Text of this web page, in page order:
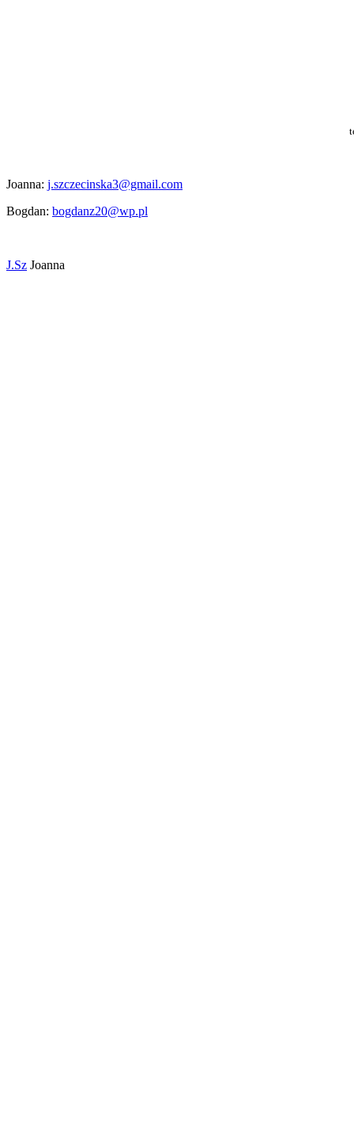
Joanna: j.szczecinska3@gmail.com
Bogdan: bogdanz20@wp.pl
J.Sz Joanna